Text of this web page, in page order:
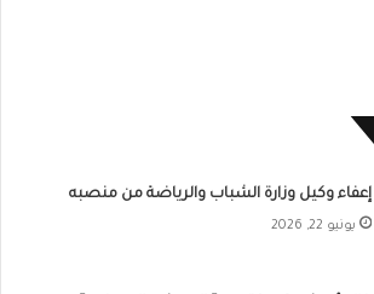
إعفاء وكيل وزارة الشباب والرياضة من منصبه
يونيو 22, 2026